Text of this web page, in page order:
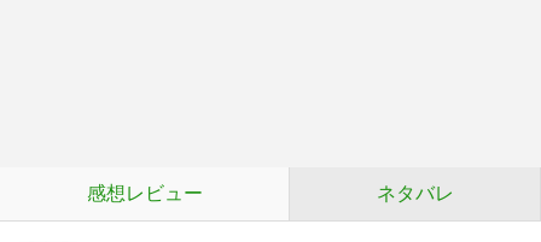
感想レビュー ネタバレ